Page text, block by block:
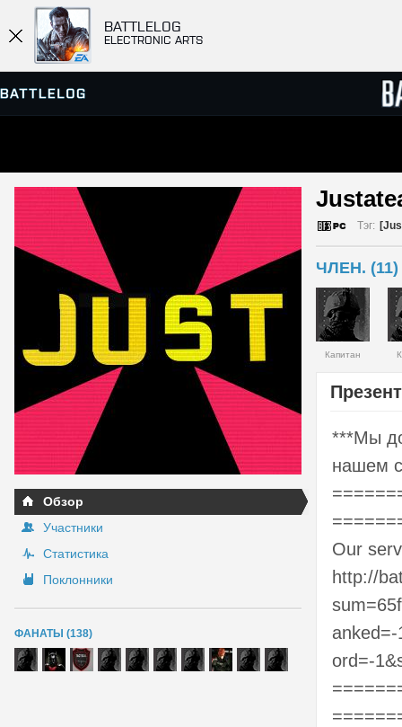
BATTLELOG
ELECTRONIC ARTS
ПРОСМОТР СЕРВЕРОВ
МАТЧИ
Обзор
Участники
Статистика
Поклонники
ФАНАТЫ (138)
Тэг:
ЧЛЕН. (11)
Капитан
***Мы
нашем
Our
http://
ord=-